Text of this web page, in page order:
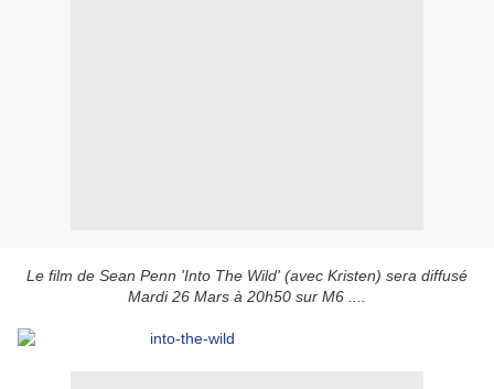
Le film de Sean Penn 'Into The Wild' (avec Kristen) sera diffusé
Mardi 26 Mars à 20h50 sur M6 ....